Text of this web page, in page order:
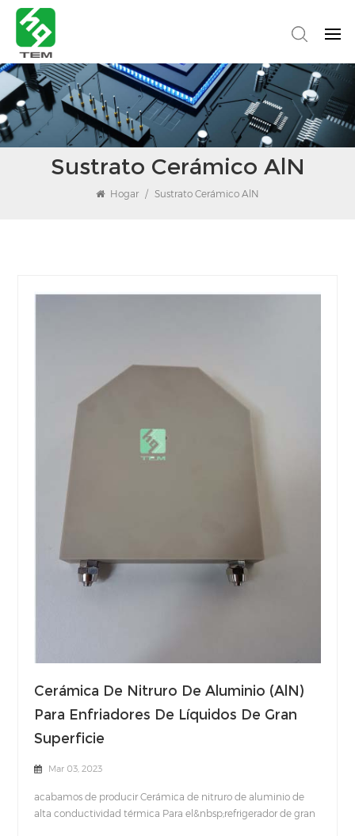
Sustrato Cerámico AlN
Hogar / Sustrato Cerámico AlN
Cerámica De Nitruro De Aluminio (AlN)
Para Enfriadores De Líquidos De Gran
Superficie
Mar 03, 2023
acabamos de producir Cerámica de nitruro de aluminio de
alta conductividad térmica Para el&nbsp;refrigerador de gran